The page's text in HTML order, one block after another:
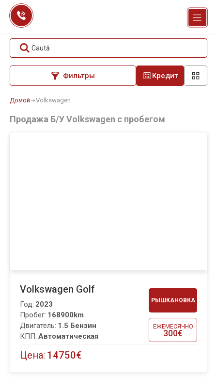
Перейти
содержанию
Caută
Фильтры Кредит
Домой Volkswagen
Продажа Б/У Volkswagen с пробегом
РЫШКАНОВКА
ЕЖЕМЕСЯЧНО
300€
Volkswagen Golf
Пробег: 168900km
Год: 2023
Двигатель: 1.5 Бензин
КПП: Автоматическая
Цена: 14750€